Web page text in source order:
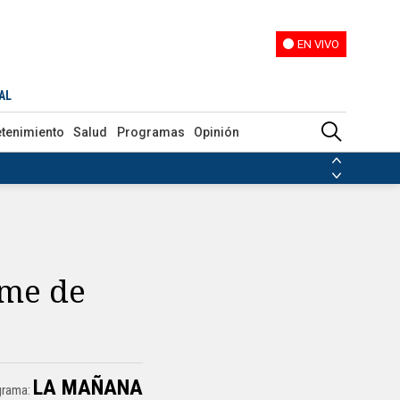
EN VIVO
Salud Programas Opinión
de
LA MAÑANA